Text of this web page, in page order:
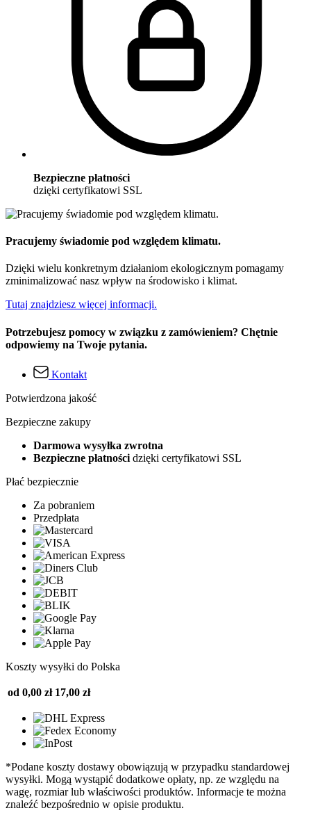
Bezpieczne płatności
dzięki certyfikatowi SSL
Pracujemy świadomie pod względem klimatu.
Dzięki wielu konkretnym działaniom ekologicznym pomagamy
zminimalizować nasz wpływ na środowisko i klimat.
Tutaj znajdziesz więcej informacji.
Potrzebujesz pomocy w związku z zamówieniem? Chętnie
odpowiemy na Twoje pytania.
Kontakt
Potwierdzona jakość
Bezpieczne zakupy
Darmowa wysyłka zwrotna
Bezpieczne płatności dzięki certyfikatowi SSL
Płać bezpiecznie
Za pobraniem
Przedpłata
Koszty wysyłki do Polska
od 0,00 zł 17,00 zł
*Podane koszty dostawy obowiązują w przypadku standardowej
wysyłki. Mogą wystąpić dodatkowe opłaty, np. ze względu na
wagę, rozmiar lub właściwości produktów. Informacje te można
znaleźć bezpośrednio w opisie produktu.